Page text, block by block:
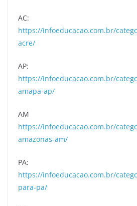
AC:
https://infoeducacao.com.br/
acre/
AP:
https://infoeducacao.com.br/
amapa-ap/
AM
https://infoeducacao.com.br/
amazonas-am/
PA:
https://infoeducacao.com.br/
para-pa/